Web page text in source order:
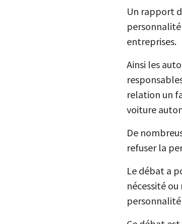
Un rapport
entreprises.
Ainsi les
relation un
voiture
De
refuser la
Le débat a
nécessité